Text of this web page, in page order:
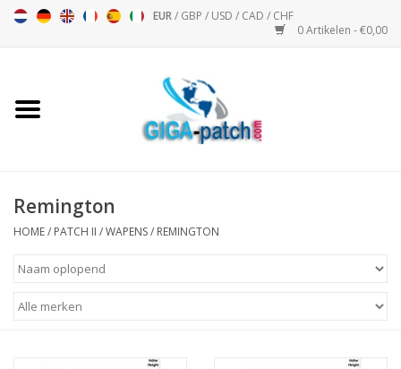
EUR/ GBP / USD / CAD / CHF
0 Artikelen - €0,00
Motor Sport - Sport
Remington
HOME/ PATCH II /WAPENS/ REMINGTON